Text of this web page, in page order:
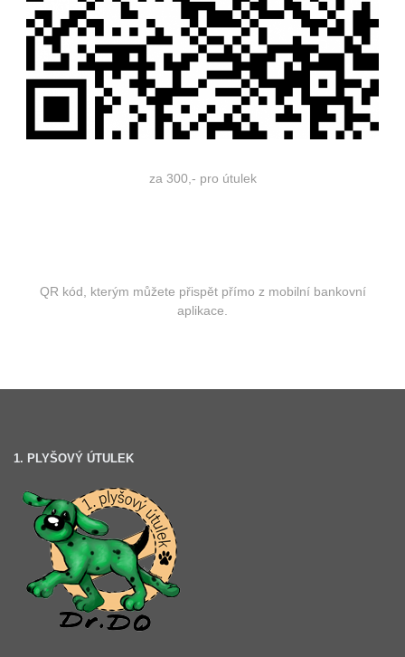
za 300,- pro útulek
QR kód, kterým můžete přispět přímo z mobilní bankovní
aplikace.
1. PLYŠOVÝ ÚTULEK